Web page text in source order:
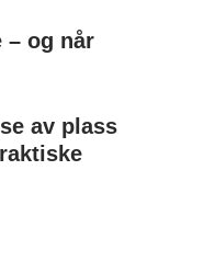
– og når
av plass